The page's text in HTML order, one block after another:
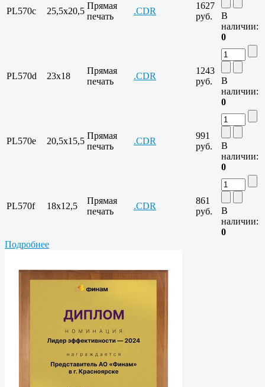
PL570c 25,5x20,5
Прямая
печать
.CDR
1627
руб.
В
наличии:
0
PL570d 23x18
Прямая
печать
.CDR
1243
руб.
В
наличии:
0
PL570e 20,5x15,5
Прямая
печать
.CDR
991
руб.
В
наличии:
0
PL570f 18x12,5
Прямая
печать
.CDR
861
руб.
В
наличии:
0
Подробнее